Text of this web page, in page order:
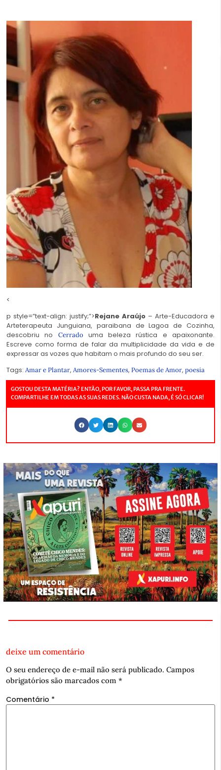
<
p style=”text-align: justify;”>Rejane Araújo – Arte-Educadora e
Arteterapeuta Junguiana, paraibana de Lagoa de Cozinha,
descobriu no Cerrado uma beleza rústica e apaixonante.
Escreve como forma de falar da multiplicidade da vida e de
expressar as vozes que habitam o mais profundo do seu ser.
Tags: Amar e Plantar, Amores-Sementes, Poemas de Amor, poesia
GOSTOU DESTA MATÉRIA? ENTÃO, POR FAVOR, PASSA PRA FRENTE.
COMPARTILHE EM TODAS AS SUAS REDES. NÃO CUSTA NADA, É SÓ CLICAR!
deixe um comentário
O seu endereço de e-mail não será publicado. Campos
obrigatórios são marcados com *
Comentário *